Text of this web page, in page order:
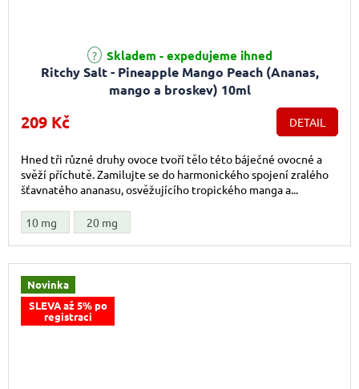
Ritchy Salt - Pineapple Mango Peach (Ananas,
mango a broskev) 10ml
Skladem - expedujeme ihned
209 Kč DETAIL
Hned tři různé druhy ovoce tvoří tělo této báječné ovocné a
svěží příchutě. Zamilujte se do harmonického spojení zralého
šťavnatého ananasu, osvěžujícího tropického manga a...
10 mg 20 mg
Novinka
SLEVA až 5% po
registraci